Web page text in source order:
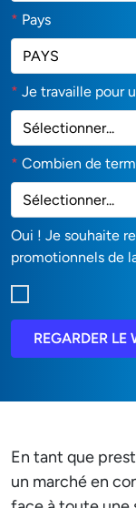
* Pays
* Je travaille pour
* Combien de
Oui ! Je souhaite
promotionnels de
REGARDER LE
En tant que
un marché en